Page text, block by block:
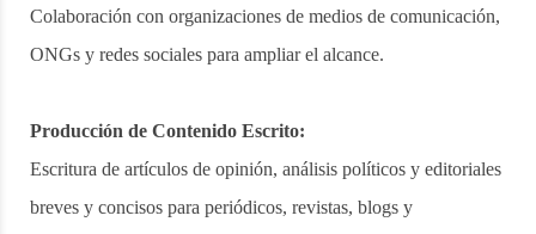
Colaboración con organizaciones de medios de comunicación,
ONGs y redes sociales para ampliar el alcance.
Producción de Contenido Escrito:
Escritura de artículos de opinión, análisis políticos y editoriales
breves y concisos para periódicos, revistas, blogs y